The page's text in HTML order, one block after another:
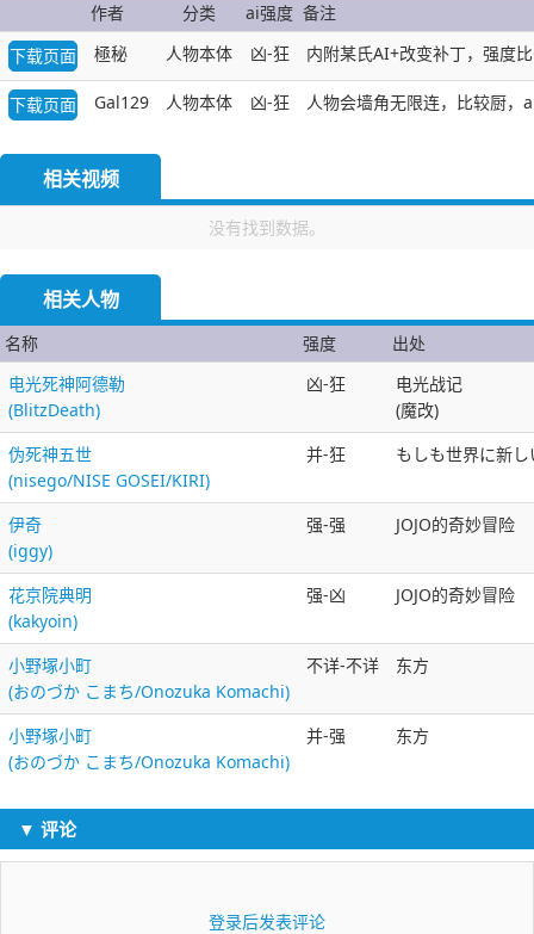
作者 分类 ai强度 备注
下载页面
極秘 人物本体 凶-狂 内附某氏AI+改变补丁，强度
下载页面 Gal129 人物本体 凶-狂 人物会墙角无限连，比较厨，
相关视频
没有找到数据。
相关人物
名称 强度
出处
电光死神阿德勒
(BlitzDeath)
凶-狂
电光战记
(魔改)
伪死神五世
(nisego/NISE GOSEI/KIRI)
并-狂 もしも世界に新
伊奇
(iggy)
强-强 JOJO的奇妙冒险
花京院典明
(kakyoin)
强-凶 JOJO的奇妙冒险
小野塚小町
(おのづか こまち/Onozuka Komachi)
不详-不详 东方
小野塚小町
(おのづか こまち/Onozuka Komachi)
并-强 东方
▼ 评论
登录后发表评论